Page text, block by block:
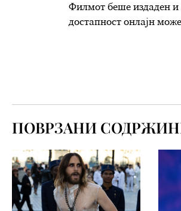
Филмот беше издаден и
достапност онлајн
ПОВРЗАНИ